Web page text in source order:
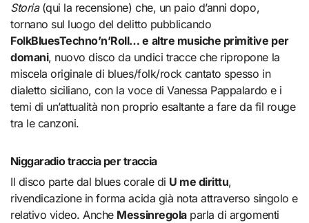
Storia (qui la recensione) che, un paio d’anni dopo,
tornano sul luogo del delitto pubblicando
FolkBluesTechno’n’Roll… e altre musiche primitive per
domani, nuovo disco da undici tracce che ripropone la
miscela originale di blues/folk/rock cantato spesso in
dialetto siciliano, con la voce di Vanessa Pappalardo e i
temi di un’attualità non proprio esaltante a fare da fil rouge
tra le canzoni.
Niggaradio traccia per traccia
Il disco parte dal blues corale di U me dirittu,
rivendicazione in forma acida già nota attraverso singolo e
relativo video. Anche Messinregolaparla di argomenti